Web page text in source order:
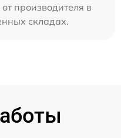
производителя в
складах.